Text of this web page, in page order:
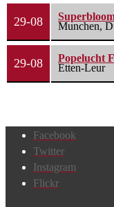
29-08
Munchen,
29-08
Popelucht
Etten-Leur
Facebook
Twitter
Instagram
Flickr